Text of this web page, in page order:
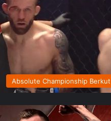
Absolute Championship Berkut